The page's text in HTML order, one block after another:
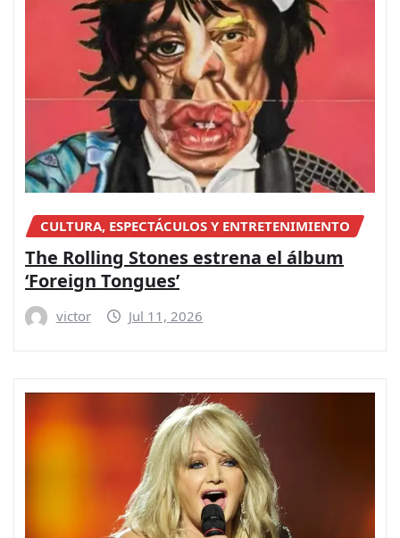
CULTURA, ESPECTÁCULOS Y ENTRETENIMIENTO
The Rolling Stones estrena el álbum
‘Foreign Tongues’
victor Jul 11, 2026